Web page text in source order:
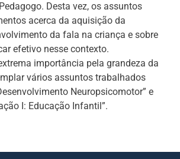
Desta vez, os assuntos
acerca da aquisição da
da fala na criança e sobre
efetivo nesse contexto.
importância pela grandeza da
vários assuntos trabalhados
Neuropsicomotor” e
I: Educação Infantil”.